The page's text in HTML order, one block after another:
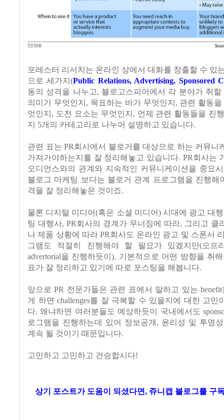
포레스터 리서치는 온라인 상에서 대화를 창출할 수 있
으로 세가지(Public Relations, Advertising, Sponsored
동의 성격을 나누고, 블로고스피어에서 각 분야가 취
의미가 무엇인지 , 목표하는 바가 무엇인지 , 관련 활동
엇인지 , 도전 요소는 무엇인지 , 언제 관련 활동들을 진
지
5개의 카테고리로 나누어 설명하고 있습니다.
관련 표는 PR회사에서 블로거를 대상으로 하는 커뮤니
가져가야하는지를 잘 정리해놓고 있습니다. PR회사는
오디언스와의 관계와 지속적인 커뮤니케이션을 중요
블로그 마케팅 보다는 블로거 관계 프로그램을 진행해
격을 잘 정리해놓은 것이죠.
물론 디지털 미디어(혹은 소셜 미디어)시대에 광고 대
팅 대행사, PR회사의 경계가 무너짐에 따라, 그리고 클
나 제품 상황에 따라 PR회사도 온라인 광고 및 스폰서
그램도 적절히 진행해야 할 필요가 있겠지만(오프
advertorial을 진행하듯이), 기본적으로 어떤 방향을 취
표가 잘 정리하고 있기에 따로 포스팅을 해봅니다.
앞으로 PR 전문가들은 관련 표에서 말하고 있는 benefit
게 하면 challenges를 잘 극복할 수 있을지에 대한 고민
다.왜냐하면 여러분들도 예상하듯이 국내에서도
로그램을 진행하는데 있어 정보공개, 윤리성 및 투명
계속 될 것이기 때문입니다.
고민하고 고민하고 건승합시다!
상기 포스트가 도움이 되셨다면, 쥬니캡 블로그를 구